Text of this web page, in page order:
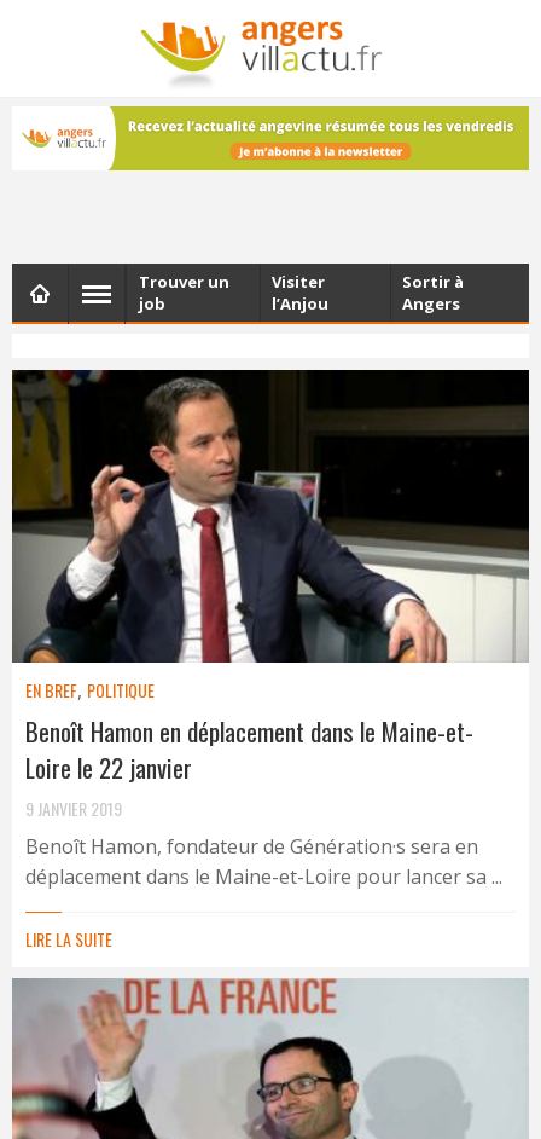
NEWSLETTER
Les dernières actualités d'Angers, chaque vendredi dans
votre boîte e-mail
Trouver un
job
Visiter
l’Anjou
Sortir à
Angers
EN BREF, POLITIQUE
Benoît Hamon en déplacement dans le Maine-et-
Loire le 22 janvier
9 JANVIER 2019
Benoît Hamon, fondateur de Génération·s sera en
déplacement dans le Maine-et-Loire pour lancer sa ...
LIRE LA SUITE